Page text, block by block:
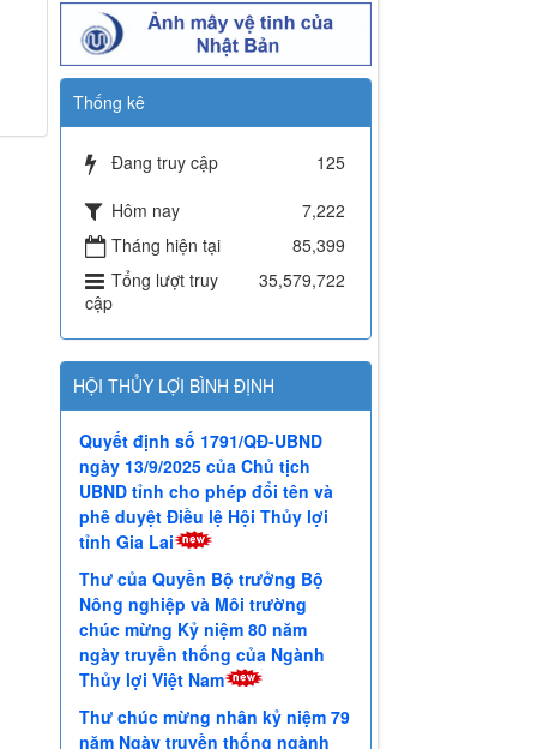
Thống kê
Đang truy cập
125
Hôm nay
7,222
Tháng hiện tại
85,399
Tổng lượt truy
cập
35,579,722
HỘI THỦY LỢI BÌNH ĐỊNH
Quyết định số 1791/QĐ-UBND
ngày 13/9/2025 của Chủ tịch
UBND tỉnh cho phép đổi tên và
phê duyệt Điều lệ Hội Thủy lợi
tỉnh Gia Lai
Thư của Quyền Bộ trưởng Bộ
Nông nghiệp và Môi trường
chúc mừng Kỷ niệm 80 năm
ngày truyền thống của Ngành
Thủy lợi Việt Nam
Thư chúc mừng nhân kỷ niệm 79
năm Ngày truyền thống ngành
Nông nghiệp và PTNT Việt Nam
(14/11/1945 - 14/11/2024)